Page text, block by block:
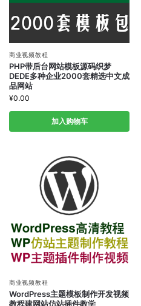
商业视频教程
PHP带后台网站模板源码织梦
DEDE多种企业2000套精选中文成
品网站
¥0.00
加入购物车
商业视频教程
WordPress主题模板制作开发视频
教程建网站仿站插件教学